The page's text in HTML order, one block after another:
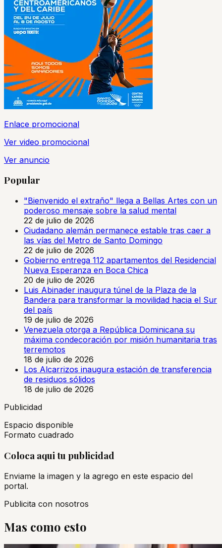
Enlace promocional
Ver video promocional
Ver anuncio
Popular
"Bienvenido el extraño" llega a Bellas Artes con un
poderoso mensaje sobre la salud mental
22 de julio de 2026
Ciudadano alemán permanece estable tras caer a
las vías del Metro de Santo Domingo
22 de julio de 2026
Gobierno entrega 112 apartamentos del Residencial
Nueva Esperanza en Boca Chica
20 de julio de 2026
Luis Abinader inaugura túnel de la Plaza de la
Bandera para transformar la movilidad hacia el Sur
del país
19 de julio de 2026
Venezuela otorga a República Dominicana su
máxima condecoración por misión humanitaria tras
terremotos
18 de julio de 2026
Los Alcarrizos inaugura estación de transferencia
de residuos sólidos
18 de julio de 2026
Publicidad
Espacio disponible
Formato cuadrado
Coloca aqui tu publicidad
Enviame la imagen y la agrego en este espacio del
portal.
Publicita con nosotros
Mas como esto